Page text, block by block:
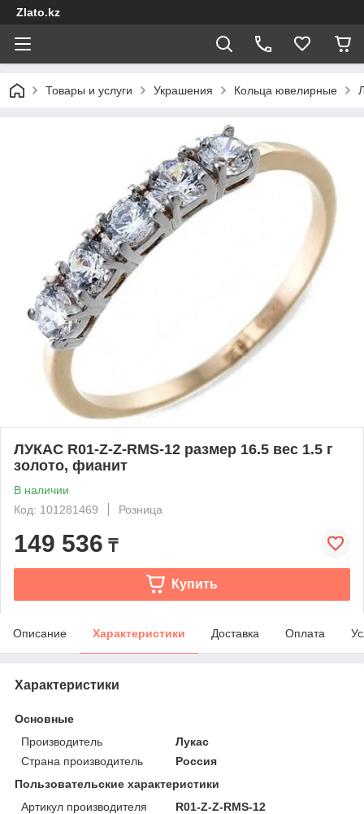
Zlato.kz
Товары и услуги Украшения Кольца ювелирные
ЛУКАС R01-Z-Z-RMS-12 размер 16.5 вес 1.5 г
золото, фианит
В наличии
Код: 101281469
Розница
149 536 ₸
Купить
Описание Характеристики Доставка Оплата
Характеристики
Основные
Производитель
Лукас
Страна производитель
Россия
Пользовательские характеристики
Артикул производителя
R01-Z-Z-RMS-12